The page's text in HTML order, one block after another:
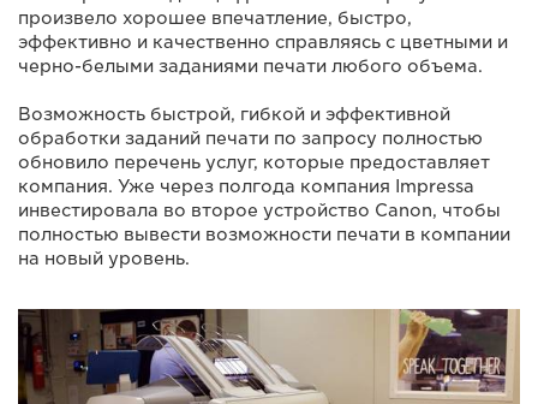
произвело хорошее впечатление, быстро,
эффективно и качественно справляясь с цветными и
черно-белыми заданиями печати любого объема.
Возможность быстрой, гибкой и эффективной
обработки заданий печати по запросу полностью
обновило перечень услуг, которые предоставляет
компания. Уже через полгода компания Impressa
инвестировала во второе устройство Canon, чтобы
полностью вывести возможности печати в компании
на новый уровень.